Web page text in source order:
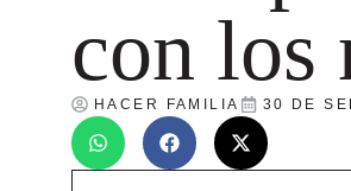
con los
HACER FAMILIA 30 DE